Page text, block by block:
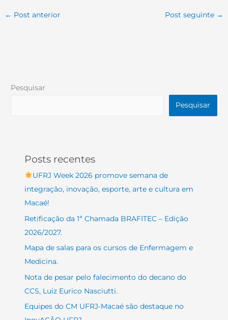
← Post anterior Post seguinte →
Pesquisar
Pesquisar
Posts recentes
UFRJ Week 2026 promove semana de
integração, inovação, esporte, arte e cultura em
Macaé!
Retificação da 1ª Chamada BRAFITEC – Edição
2026/2027.
Mapa de salas para os cursos de Enfermagem e
Medicina.
Nota de pesar pelo falecimento do decano do
CCS, Luiz Eurico Nasciutti.
Equipes do CM UFRJ-Macaé são destaque no